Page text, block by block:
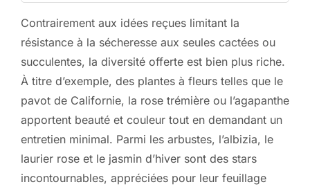
Contrairement aux idées reçues limitant la
résistance à la sécheresse aux seules cactées ou
succulentes, la diversité offerte est bien plus riche.
À titre d’exemple, des plantes à fleurs telles que le
pavot de Californie, la rose trémière ou l’agapanthe
apportent beauté et couleur tout en demandant un
entretien minimal. Parmi les arbustes, l’albizia, le
laurier rose et le jasmin d’hiver sont des stars
incontournables, appréciées pour leur feuillage